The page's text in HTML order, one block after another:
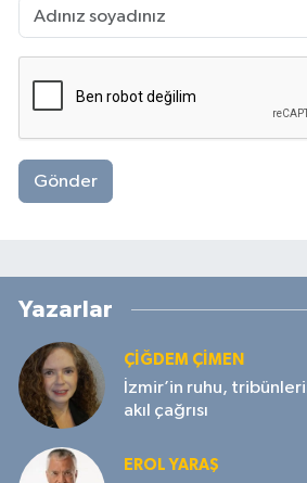
Gönder
Yazarlar
ÇIĞDEM ÇIMEN
İzmir’in ruhu,
akıl çağrısı
EROL YARAŞ